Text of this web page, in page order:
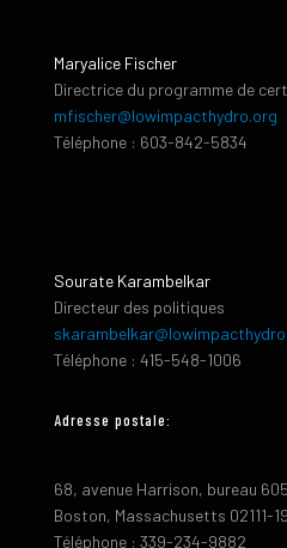
Maryalice Fischer
Directrice du programme de
mfischer@lowimpacthydro.org
Téléphone : 603-842-5834
Sourate Karambelkar
Directeur des politiques
Téléphone : 415-548-1006
Adresse postale:
68, avenue Harrison, bureau
Boston, Massachusetts 02111-
Téléphone : 339-234-9882